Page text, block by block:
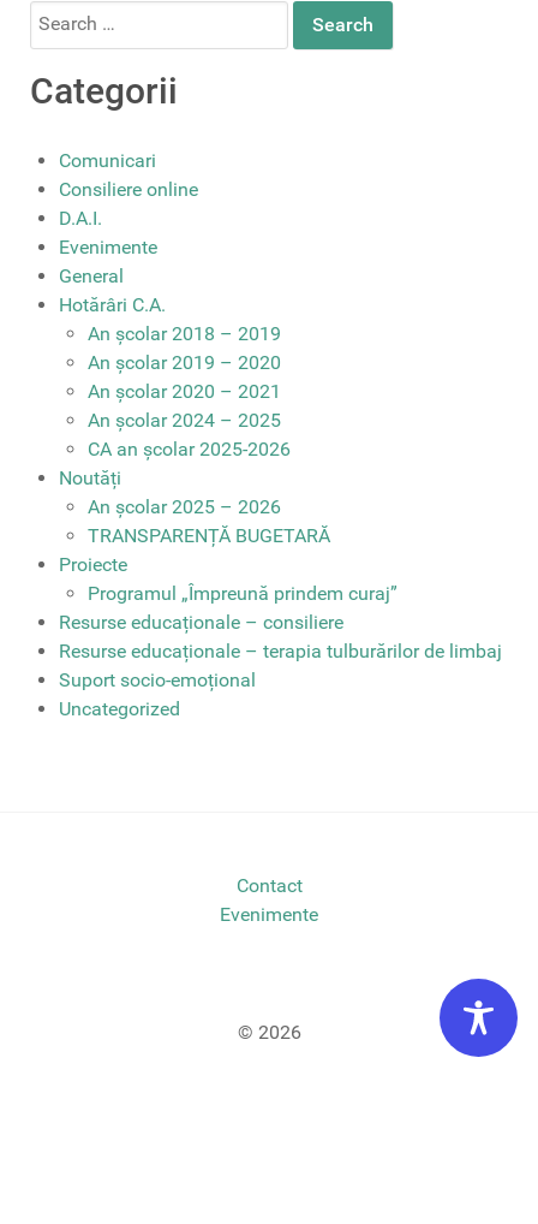
Search
Categorii
Comunicari
Consiliere online
D.A.I.
Evenimente
General
Hotărâri C.A.
An școlar 2018 – 2019
An școlar 2019 – 2020
An școlar 2020 – 2021
An școlar 2024 – 2025
CA an școlar 2025-2026
Noutăți
An școlar 2025 – 2026
TRANSPARENȚĂ BUGETARĂ
Proiecte
Programul „Împreună prindem curaj”
Resurse educaționale – consiliere
Resurse educaționale – terapia tulburărilor de limbaj
Suport socio-emoțional
Uncategorized
Contact
Evenimente
© 2026